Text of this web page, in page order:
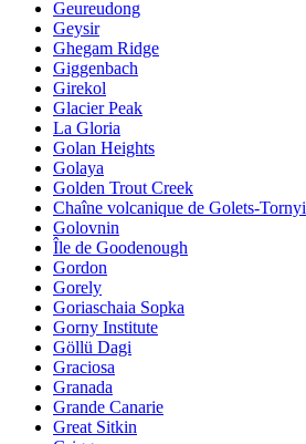
Geureudong
Geysir
Ghegam Ridge
Giggenbach
Girekol
Glacier Peak
La Gloria
Golan Heights
Golaya
Golden Trout Creek
Chaîne volcanique de Golets-Tornyi
Golovnin
Île de Goodenough
Gordon
Gorely
Goriaschaia Sopka
Gorny Institute
Göllü Dagi
Graciosa
Granada
Grande Canarie
Great Sitkin